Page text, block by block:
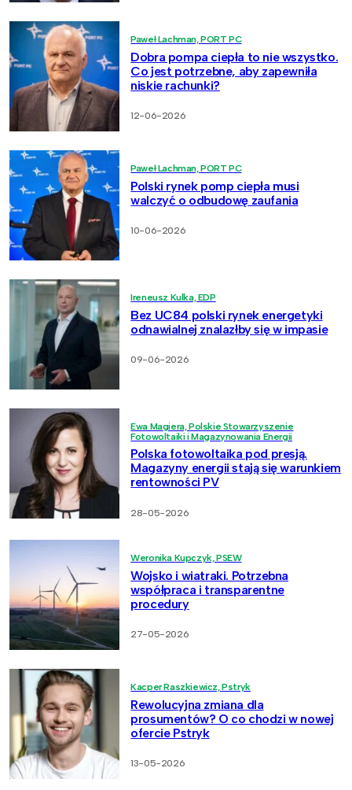
Paweł Lachman, PORT PC
Dobra pompa ciepła to nie wszystko.
Co jest potrzebne, aby zapewniła
niskie rachunki?
12-06-2026
Paweł Lachman, PORT PC
Polski rynek pomp ciepła musi
walczyć o odbudowę zaufania
10-06-2026
Ireneusz Kulka, EDP
Bez UC84 polski rynek energetyki
odnawialnej znalazłby się w impasie
09-06-2026
Ewa Magiera, Polskie Stowarzyszenie
Fotowoltaiki i Magazynowania Energii
Polska fotowoltaika pod presją.
Magazyny energii stają się warunkiem
rentowności PV
28-05-2026
Weronika Kupczyk, PSEW
Wojsko i wiatraki. Potrzebna
współpraca i transparentne
procedury
27-05-2026
Kacper Raszkiewicz, Pstryk
Rewolucyjna zmiana dla
prosumentów? O co chodzi w nowej
ofercie Pstryk
13-05-2026